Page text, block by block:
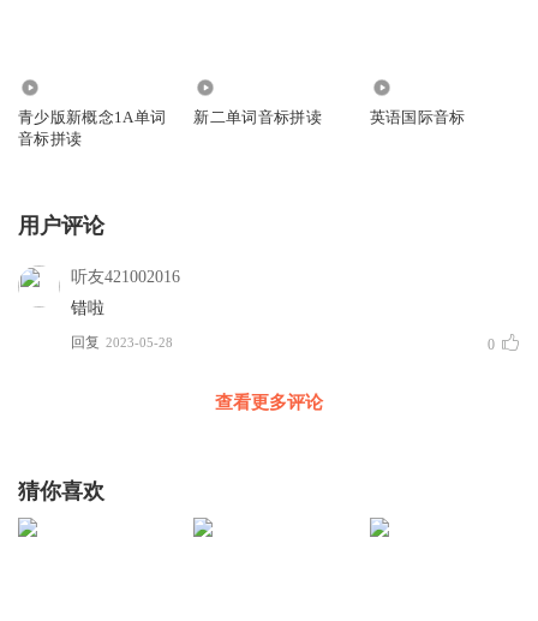
青少版新概念1A单词
音标拼读
新二单词音标拼读 英语国际音标
用户评论
听友421002016
错啦
回复 2023-05-28 0
查看更多评论
猜你喜欢